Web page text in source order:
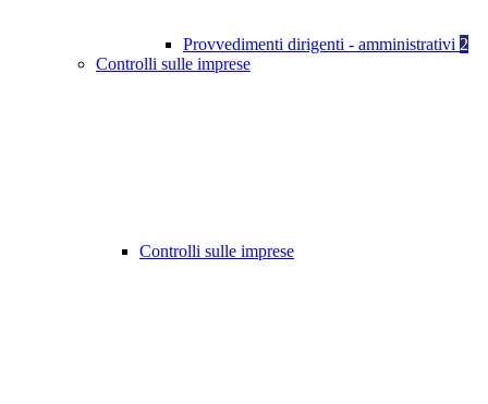
Provvedimenti dirigenti - amministrativi 2
Controlli sulle imprese
Controlli sulle imprese